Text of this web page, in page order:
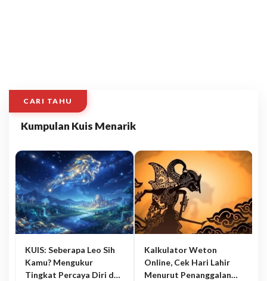
CARI TAHU
Kumpulan Kuis Menarik
KUIS: Seberapa Leo Sih
Kamu? Mengukur
Tingkat Percaya Diri dan
Kalkulator Weton
Online, Cek Hari Lahir
Menurut Penanggalan